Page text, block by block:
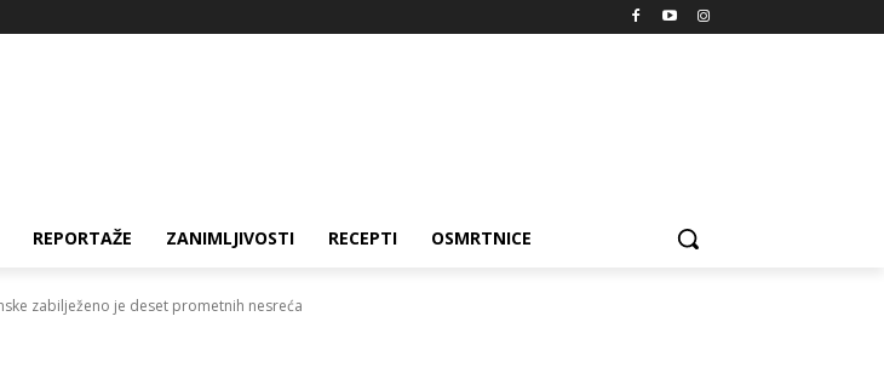
REPORTAŽE ZANIMLJIVOSTI RECEPTI OSMRTNICE
zabilježeno je deset prometnih nesreća